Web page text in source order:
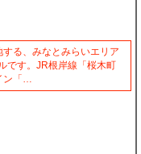
る、みなとみらいエリア
です。JR根岸線「桜木町
「…